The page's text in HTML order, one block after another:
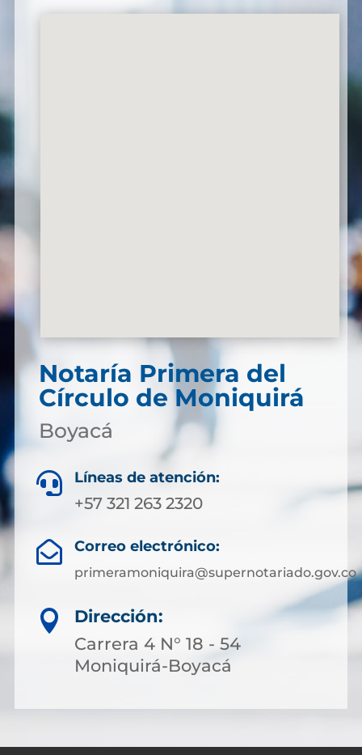
Notaría Primera del
Círculo de Moniquirá
Boyacá
 Líneas de atención:
+57 321 263 2320
 Correo electrónico:
primeramoniquira@supernotariado.gov.co

Dirección:
Carrera 4 N° 18 - 54
Moniquirá-Boyacá